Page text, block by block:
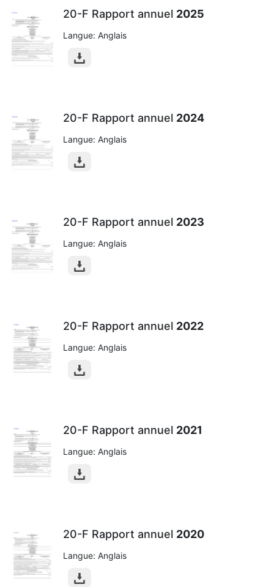
20-F Rapport annuel 2025
Langue: Anglais
20-F Rapport annuel 2024
Langue: Anglais
20-F Rapport annuel 2023
Langue: Anglais
20-F Rapport annuel 2022
Langue: Anglais
20-F Rapport annuel 2021
Langue: Anglais
20-F Rapport annuel 2020
Langue: Anglais